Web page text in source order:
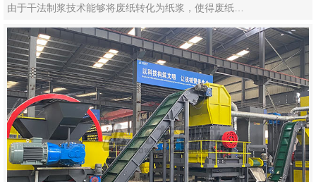
由于干法制浆技术能够将废纸转化为纸浆，使得废纸…